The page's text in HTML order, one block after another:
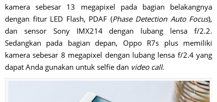
kamera sebesar 13 megapixel pada bagian belakangnya
dengan fitur LED Flash, PDAF (Phase Detection Auto Focus),
dan sensor Sony IMX214 dengan lubang lensa f/2.2.
Sedangkan pada bagian depan, Oppo R7s plus memiliki
kamera sebesar 8 megapixel dengan lubang lensa f/2.4 yang
dapat Anda gunakan untuk selfie dan video call.